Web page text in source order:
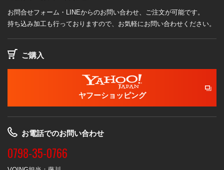
お問合せフォーム・LINEからのお問い合わせ、ご注文が可能です。
持ち込み加工も行っておりますので、お気軽にお問い合わせください。
ご購入
ヤフーショッピング
お電話でのお問い合わせ
0798-35-0766